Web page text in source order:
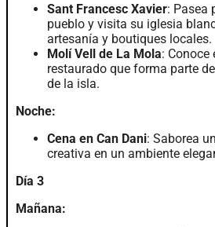
Sant Francesc Xavier: Pasea
pueblo y visita su iglesia
artesanía y boutiques locales.
Molí Vell de La Mola: Conoce
restaurado que forma parte
de la isla.
Noche:
Cena en Can Dani: Saborea
creativa en un ambiente
Día 3
Mañana: